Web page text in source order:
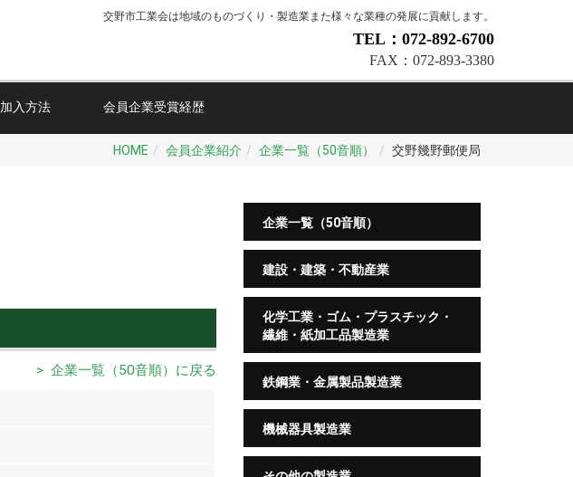
交野市工業会は地域のものづくり・製造業また様々な業種の発展に貢献します。
TEL：072-892-6700
FAX：072-893-3380
加入方法 会員企業受賞経歴
HOME 会員企業紹介 企業一覧（50音順） 交野幾野郵便局
> 企業一覧（50音順）に戻る
企業一覧（50音順）
建設・建築・不動産業
化学工業・ゴム・プラスチック・
繊維・紙加工品製造業
鉄鋼業・金属製品製造業
機械器具製造業